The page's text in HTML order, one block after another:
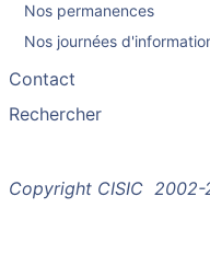
Nos permanences
Nos journées
Contact
Rechercher
Copyright CISIC